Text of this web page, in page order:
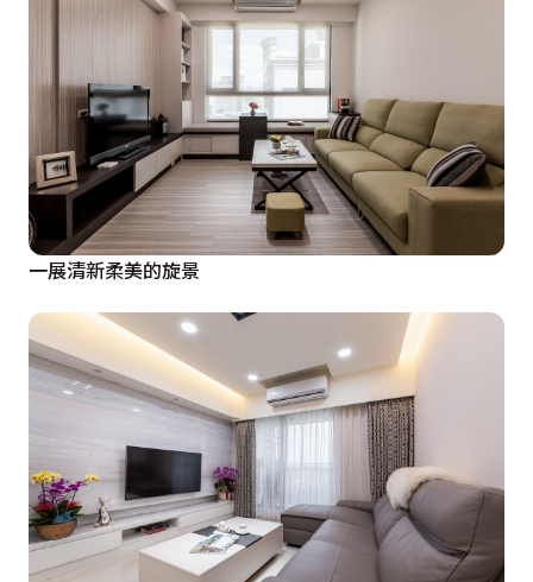
一展清新柔美的旋景